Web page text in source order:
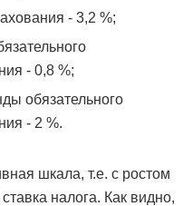
- 3,2 %;
- 0,8 %;
обязательного
- 2 %.
шкала, т.е. с ростом
налога. Как видно,